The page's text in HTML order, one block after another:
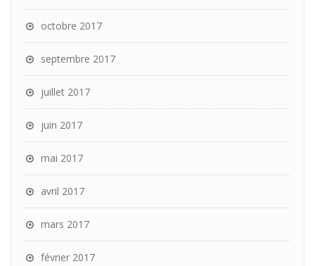
octobre 2017
septembre 2017
juillet 2017
juin 2017
mai 2017
avril 2017
mars 2017
février 2017